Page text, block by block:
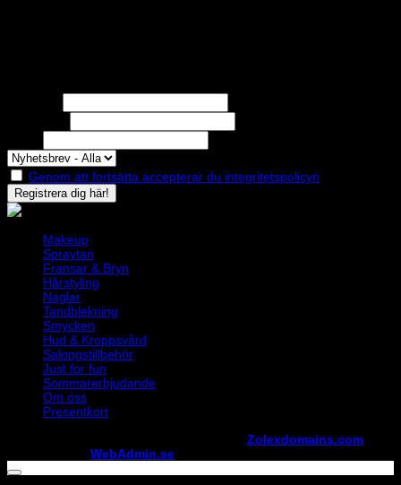
Genom att fortsätta accepterar du integritetspolicyn
Makeup
Spraytan
Fransar & Bryn
Hårstyling
Naglar
Tandblekning
Smycken
Hud & Kroppsvård
Salongstillbehör
Just for fun
Sommarerbjudande
Om oss
Presentkort
Zolexdomains.com
WebAdmin.se